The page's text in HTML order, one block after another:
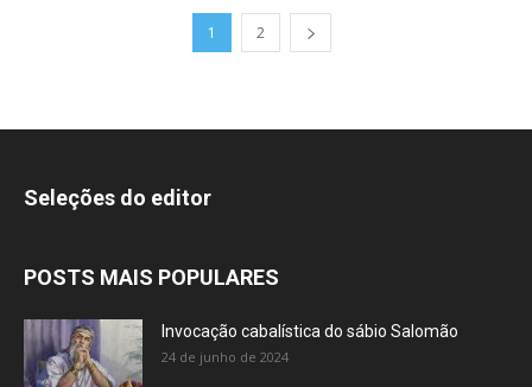
1 2
Seleções do editor
POSTS MAIS POPULARES
Invocação cabalística do sábio Salomão
24 de junho de 2024